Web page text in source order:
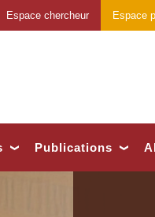
Espace chercheur Espace
Publications